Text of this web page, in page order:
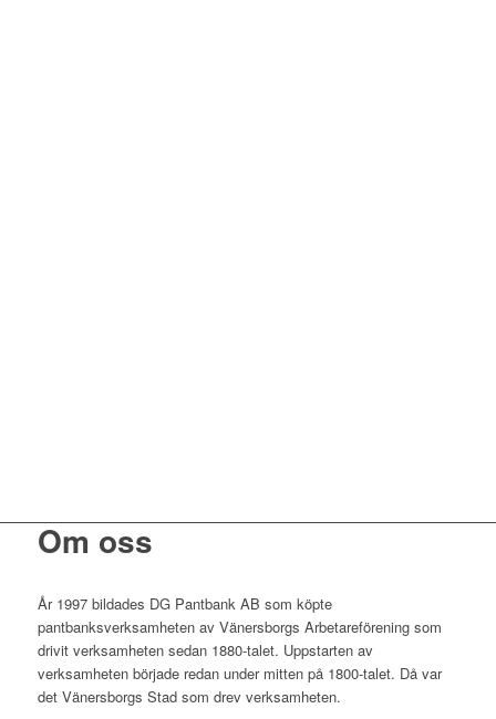
Om oss
År 1997 bildades DG Pantbank AB som köpte
pantbanksverksamheten av Vänersborgs Arbetareförening som
drivit verksamheten sedan 1880-talet. Uppstarten av
verksamheten började redan under mitten på 1800-talet. Då var
det Vänersborgs Stad som drev verksamheten.